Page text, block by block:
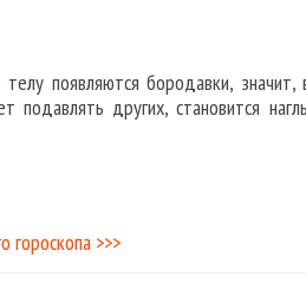
появляются бородавки, значит,
других, становится
гороскопа >>>